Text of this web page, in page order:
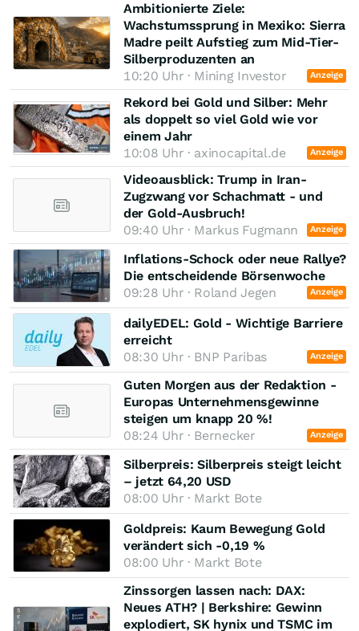
Ambitionierte Ziele:
Wachstumssprung in Mexiko: Sierra
Madre peilt Aufstieg zum Mid-Tier-
Silberproduzenten an
10:20 Uhr · Mining Investor
Anzeige
Rekord bei Gold und Silber: Mehr
als doppelt so viel Gold wie vor
einem Jahr
10:08 Uhr · axinocapital.de
Anzeige
Videoausblick: Trump in Iran-
Zugzwang vor Schachmatt - und
der Gold-Ausbruch!
09:40 Uhr · Markus Fugmann
Anzeige
Inflations-Schock oder neue Rallye?
Die entscheidende Börsenwoche
09:28 Uhr · Roland Jegen
Anzeige
dailyEDEL: Gold - Wichtige Barriere
erreicht
08:30 Uhr · BNP Paribas
Anzeige
Guten Morgen aus der Redaktion -
Europas Unternehmensgewinne
steigen um knapp 20 %!
08:24 Uhr · Bernecker
Anzeige
Silberpreis: Silberpreis steigt leicht
– jetzt 64,20 USD
08:00 Uhr · Markt Bote
Goldpreis: Kaum Bewegung Gold
verändert sich -0,19 %
08:00 Uhr · Markt Bote
Zinssorgen lassen nach: DAX:
Neues ATH? | Berkshire: Gewinn
explodiert, SK hynix und TSMC im